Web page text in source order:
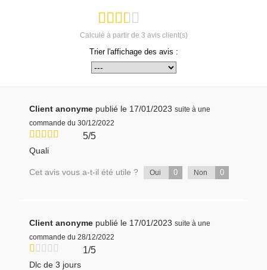
Calculé à partir de 3 avis client(s)
Trier l'affichage des avis :
Client anonyme publié le 17/01/2023 suite à une
commande du 30/12/2022
5/5
Quali
Cet avis vous a-t-il été utile ? Oui 0 Non 0
Client anonyme publié le 17/01/2023 suite à une
commande du 28/12/2022
1/5
Dlc de 3 jours